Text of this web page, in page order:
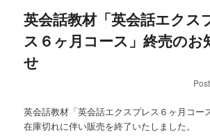
英会話教材「英会話エクス
ス６ヶ月コース」終売のお
せ
英会話教材「英会話エクスプレス６ヶ月コー
在庫切れに伴い販売を終了いたしました。